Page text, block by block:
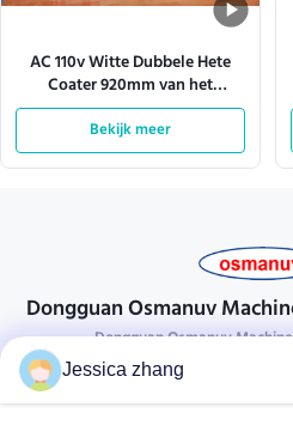
AC 110v Witte Dubbele Hete
Coater 920mm van het
Smeltingsbroodje Effecive-
Breedte
Bekijk meer
Dongguan Osmanuv
Dongguan Osmanuv
Neem
Jessica zhang